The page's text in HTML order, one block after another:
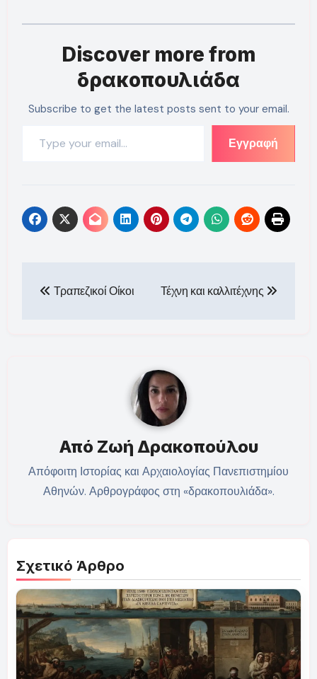
Discover more from
δρακοπουλιάδα
Subscribe to get the latest posts sent to your email.
Εγγραφή
άρθρων
Τραπεζικοί Οίκοι Τέχνη και καλλιτέχνης
Από Ζωή Δρακοπούλου
Απόφοιτη Ιστορίας και Αρχαιολογίας Πανεπιστημίου
Αθηνών. Αρθρογράφος στη «δρακοπουλιάδα».
Σχετικό Άρθρο